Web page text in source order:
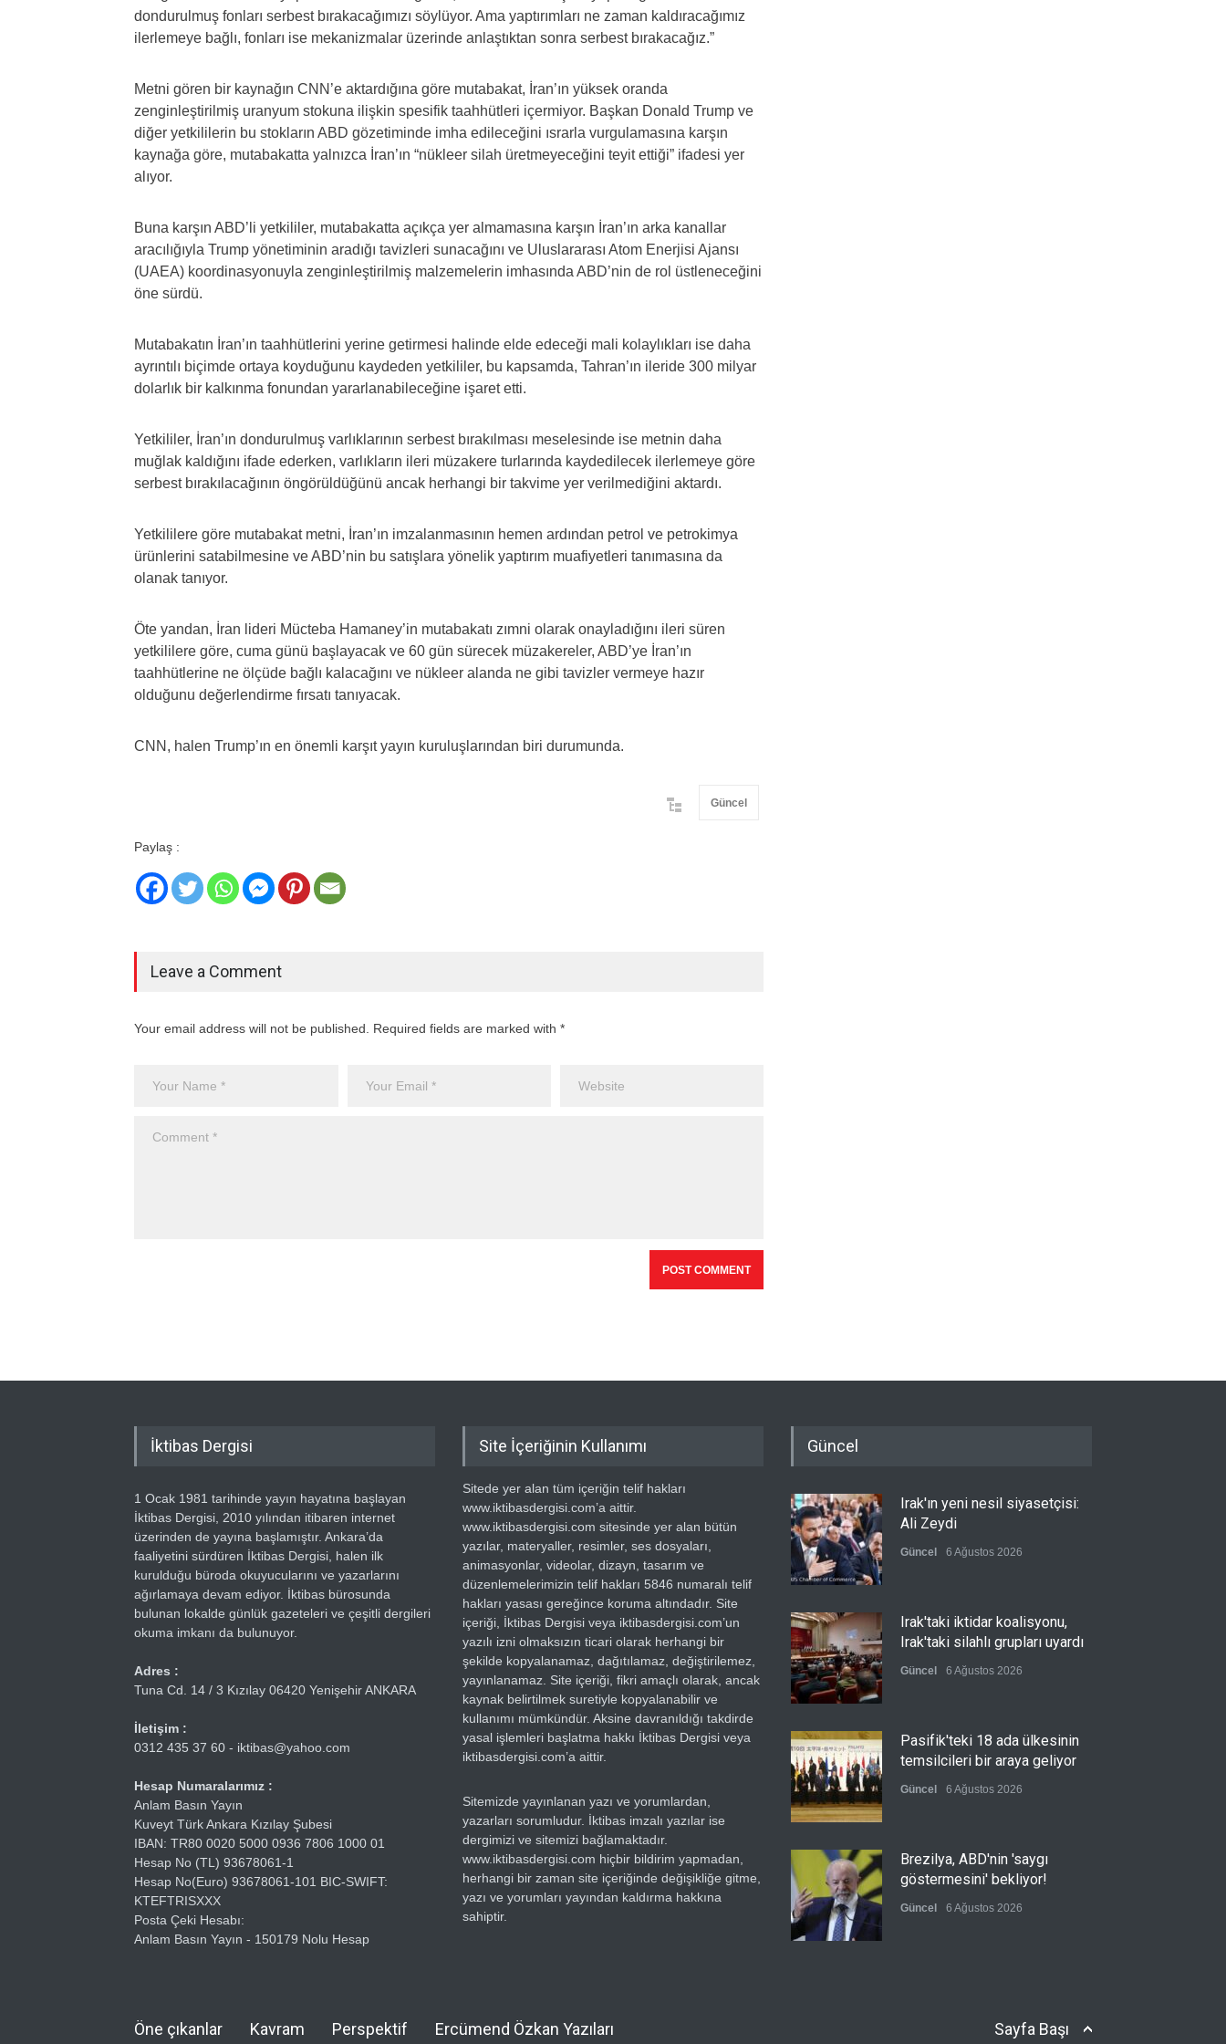
dondurulmuş fonları serbest bırakacağımızı söylüyor. Ama yaptırımları ne zaman kaldıracağımız
ilerlemeye bağlı, fonları ise mekanizmalar üzerinde anlaştıktan sonra serbest bırakacağız.”
Metni gören bir kaynağın CNN’e aktardığına göre mutabakat, İran’ın yüksek oranda
zenginleştirilmiş uranyum stokuna ilişkin spesifik taahhütleri içermiyor. Başkan Donald Trump ve
diğer yetkililerin bu stokların ABD gözetiminde imha edileceğini ısrarla vurgulamasına karşın
kaynağa göre, mutabakatta yalnızca İran’ın “nükleer silah üretmeyeceğini teyit ettiği” ifadesi yer
alıyor.
Buna karşın ABD’li yetkililer, mutabakatta açıkça yer almamasına karşın İran’ın arka kanallar
aracılığıyla Trump yönetiminin aradığı tavizleri sunacağını ve Uluslararası Atom Enerjisi Ajansı
(UAEA) koordinasyonuyla zenginleştirilmiş malzemelerin imhasında ABD’nin de rol üstleneceğini
öne sürdü.
Mutabakatın İran’ın taahhütlerini yerine getirmesi halinde elde edeceği mali kolaylıkları ise daha
ayrıntılı biçimde ortaya koyduğunu kaydeden yetkililer, bu kapsamda, Tahran’ın ileride 300 milyar
dolarlık bir kalkınma fonundan yararlanabileceğine işaret etti.
Yetkililer, İran’ın dondurulmuş varlıklarının serbest bırakılması meselesinde ise metnin daha
muğlak kaldığını ifade ederken, varlıkların ileri müzakere turlarında kaydedilecek ilerlemeye göre
serbest bırakılacağının öngörüldüğünü ancak herhangi bir takvime yer verilmediğini aktardı.
Yetkililere göre mutabakat metni, İran’ın imzalanmasının hemen ardından petrol ve petrokimya
ürünlerini satabilmesine ve ABD’nin bu satışlara yönelik yaptırım muafiyetleri tanımasına da
olanak tanıyor.
Öte yandan, İran lideri Mücteba Hamaney’in mutabakatı zımni olarak onayladığını ileri süren
yetkililere göre, cuma günü başlayacak ve 60 gün sürecek müzakereler, ABD’ye İran’ın
taahhütlerine ne ölçüde bağlı kalacağını ve nükleer alanda ne gibi tavizler vermeye hazır
olduğunu değerlendirme fırsatı tanıyacak.
CNN, halen Trump’ın en önemli karşıt yayın kuruluşlarından biri durumunda.
Güncel
Paylaş :
Leave a Comment
Your email address will not be published. Required fields are marked with *
İktibas Dergisi
1 Ocak 1981 tarihinde yayın hayatına başlayan
İktibas Dergisi, 2010 yılından itibaren internet
üzerinden de yayına başlamıştır. Ankara’da
faaliyetini sürdüren İktibas Dergisi, halen ilk
kurulduğu büroda okuyucularını ve yazarlarını
ağırlamaya devam ediyor. İktibas bürosunda
bulunan lokalde günlük gazeteleri ve çeşitli dergileri
okuma imkanı da bulunuyor.
Adres :
Tuna Cd. 14 / 3 Kızılay 06420 Yenişehir ANKARA
İletişim :
0312 435 37 60 - iktibas@yahoo.com
Hesap Numaralarımız :
Anlam Basın Yayın
Kuveyt Türk Ankara Kızılay Şubesi
IBAN: TR80 0020 5000 0936 7806 1000 01
Hesap No (TL) 93678061-1
Hesap No(Euro) 93678061-101 BIC-SWIFT:
KTEFTRISXXX
Posta Çeki Hesabı:
Anlam Basın Yayın - 150179 Nolu Hesap
Site İçeriğinin Kullanımı
Sitede yer alan tüm içeriğin telif hakları
www.iktibasdergisi.com’a aittir.
www.iktibasdergisi.com sitesinde yer alan bütün
yazılar, materyaller, resimler, ses dosyaları,
animasyonlar, videolar, dizayn, tasarım ve
düzenlemelerimizin telif hakları 5846 numaralı telif
hakları yasası gereğince koruma altındadır. Site
içeriği, İktibas Dergisi veya iktibasdergisi.com’un
yazılı izni olmaksızın ticari olarak herhangi bir
şekilde kopyalanamaz, dağıtılamaz, değiştirilemez,
yayınlanamaz. Site içeriği, fikri amaçlı olarak, ancak
kaynak belirtilmek suretiyle kopyalanabilir ve
kullanımı mümkündür. Aksine davranıldığı takdirde
yasal işlemleri başlatma hakkı İktibas Dergisi veya
iktibasdergisi.com’a aittir.
Sitemizde yayınlanan yazı ve yorumlardan,
yazarları sorumludur. İktibas imzalı yazılar ise
dergimizi ve sitemizi bağlamaktadır.
www.iktibasdergisi.com hiçbir bildirim yapmadan,
herhangi bir zaman site içeriğinde değişikliğe gitme,
yazı ve yorumları yayından kaldırma hakkına
sahiptir.
Güncel
Irak'ın yeni nesil siyasetçisi:
Ali Zeydi
Güncel 6 Ağustos 2026
Irak'taki iktidar koalisyonu,
Irak'taki silahlı grupları uyardı
Güncel 6 Ağustos 2026
Pasifik'teki 18 ada ülkesinin
temsilcileri bir araya geliyor
Güncel 6 Ağustos 2026
Brezilya, ABD'nin 'saygı
göstermesini' bekliyor!
Güncel 6 Ağustos 2026
6 Ağustos 2026
Öne çıkanlar Kavram Perspektif Ercümend Özkan Yazıları Sayfa Başı